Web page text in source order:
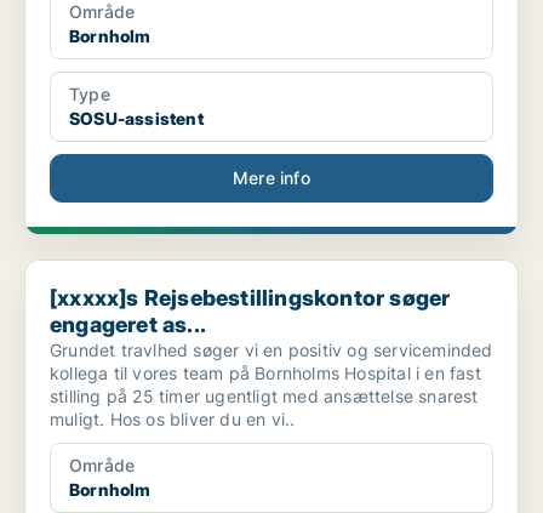
Område
Bornholm
Type
SOSU-assistent
Mere info
[xxxxx]s Rejsebestillingskontor søger engageret as...
[xxxxx]s Rejsebestillingskontor søger
engageret as...
Grundet travlhed søger vi en positiv og serviceminded
kollega til vores team på Bornholms Hospital i en fast
stilling på 25 timer ugentligt med ansættelse snarest
muligt. Hos os bliver du en vi..
Område
Bornholm